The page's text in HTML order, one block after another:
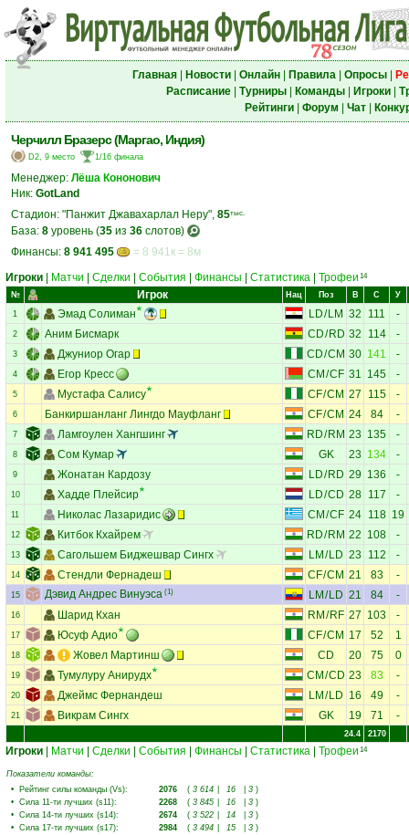
Главная| Новости| Онлайн| Правила| Опросы|
Расписание| Турниры| Команды| Игроки|
Рейтинги| Форум Чат|
Черчилл Бразерс (Маргао, Индия)
D2, 9 место 1/16 финала
Менеджер: Лёша Кононович
Ник: GotLand
Стадион: "Панжит Джавахарлал Неру", 85тыс.
База: 8 уровень (35 из 36 слотов)
Финансы: 8 941 495
= 8 941к = 8м
Игроки
Матчи Сделки События Финансы Статистика Трофеи 14
№ Игрок Нац Поз В С У
1 Эмад Солиман LD/ LM 32 111 -
2 Аним Бисмарк CD/RD 32 114 -
3 Джуниор Огар CD/CM 30 141 -
4 Егор Кресс CM /CF 31 145 -
5 Мустафа Салису CF/CM 27 115 -
6 Банкиршанланг Лингдо Мауфланг CF/CM 24 84 -
7 Ламгоулен Хангшинг RD/ RM 23 135 -
8 Сом Кумар GK 23 134 -
9 Жонатан Кардозу LD/RD 29 136 -
10 Хадде Плейсир LD/CD 28 117 -
11 Николас Лазаридис CM /CF 24 118 19
12 Китбок Кхайрем RD/ RM 22 108 -
13 Сагольшем Биджешвар Сингх LM / LD 23 112 -
14 Стендли Фернадеш CF/CM 21 83 -
15 Дэвид Андрес Винуэса (1) LM / LD 21 84 -
16 Шарид Кхан RM / RF 27 103 -
17 Юсуф Адио CF/CM 17 52 1
18 Жовел Мартинш CD 20 75 0
19 Тумулуру Анирудх CM /CD 23 83 -
20 Джеймс Фернандеш LM / LD 16 49 -
21 Викрам Сингх GK 19 71 -
24.4 2170
Игроки Матчи Сделки События Финансы Статистика Трофеи 14
Показатели команды:
• Рейтинг силы команды (Vs): 2076 ( 3 614 16 3 )
• Сила 11-ти лучших (s11): 2268 ( 3 845 16 3 )
• Сила 14-ти лучших (s14): 2674 ( 3 522 14 3 )
• Сила 17-ти лучших (s17): 2984 ( 3 494 15 3 )